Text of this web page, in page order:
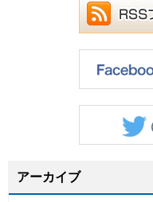
アーカイブ